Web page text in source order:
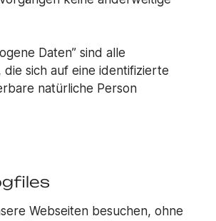
Daten” sind alle
die sich auf eine identifizierte
natürliche Person
Webseiten besuchen, ohne